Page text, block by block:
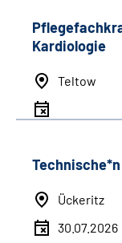
Kardiologie
Teltow
Ückeritz
30.07.2026